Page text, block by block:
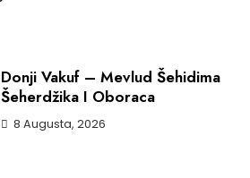
Donji Vakuf – Mevlud Šehidima
Šeherdžika I Oboraca
8 Augusta, 2026